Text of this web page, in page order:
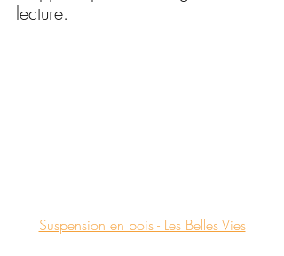
lecture.
Suspension en bois - Les Belles Vies